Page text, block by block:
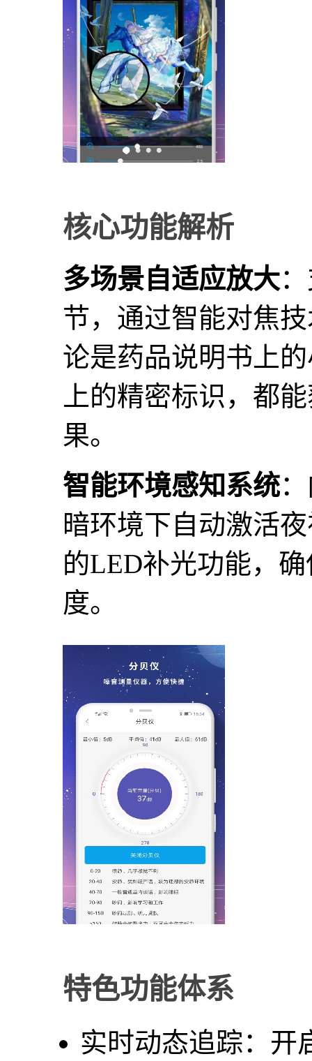
核心功能解析
多场景自适应放大
节，通过智能对焦
论是药品说明书上
上的精密标识，都
果。
智能环境感知系统
暗环境下自动激活
的LED补光功能，
度。
特色功能体系
实时动态追踪：开